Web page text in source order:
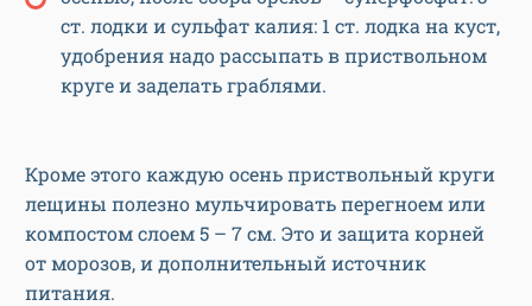
ст. лодки и сульфат калия: 1 ст. лодка на куст,
удобрения надо рассыпать в приствольном
круге и заделать граблями.
Кроме этого каждую осень приствольный круги
лещины полезно мульчировать перегноем или
компостом слоем 5 – 7 см. Это и защита корней
от морозов, и дополнительный источник
питания.